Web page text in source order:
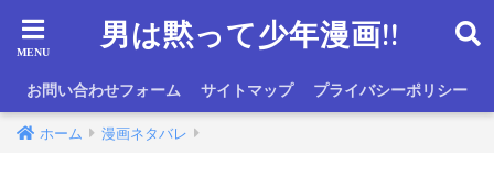
男は黙って少年漫画!!
お問い合わせフォーム サイトマップ プライバシーポリシー
ホーム 漫画ネタバレ